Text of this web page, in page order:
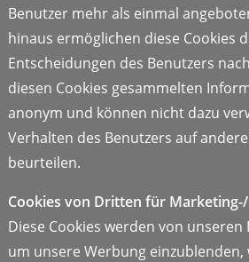
Benutzer mehr als einmal
hinaus ermöglichen diese Cookies
Entscheidungen des Benutzers
diesen Cookies gesammelten
anonym und können nicht dazu
Verhalten des Benutzers auf
beurteilen.
Cookies von Dritten für
Diese Cookies werden von
um unsere Werbung einzublenden,